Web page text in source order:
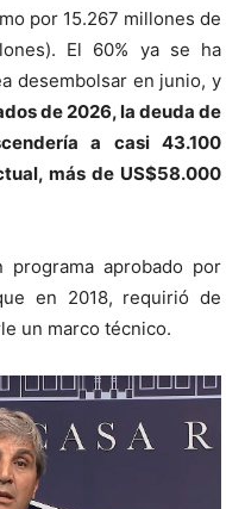
por 15.267 millones de
El 60% ya se ha
desembolsar en junio, y
de 2026, la deuda de
a casi 43.100
más de US$58.000
programa aprobado por
en 2018, requirió de
un marco técnico.